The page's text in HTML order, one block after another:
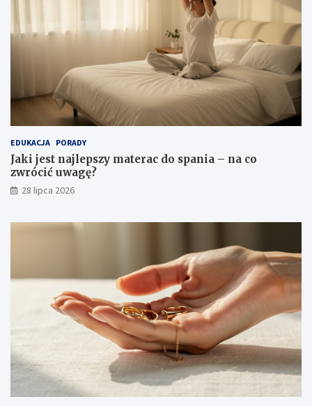
EDUKACJA PORADY
Jaki jest najlepszy materac do spania – na co
zwrócić uwagę?
28 lipca 2026